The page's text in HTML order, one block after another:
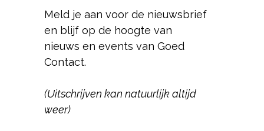
Meld je aan voor de nieuwsbrief
en blijf op de hoogte van
nieuws en events van Goed
Contact.
(Uitschrijven kan natuurlijk altijd
weer)